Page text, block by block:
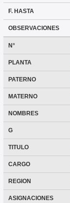
F. HASTA
OBSERVACIONES
N°
PLANTA
PATERNO
MATERNO
NOMBRES
G
TITULO
CARGO
REGION
ASIGNACIONES